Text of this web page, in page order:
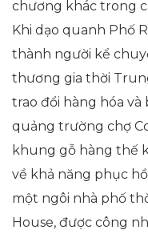
chương khác trong
Khi dạo quanh Phố
thành người kể
thương gia thời
trao đổi hàng hóa
quảng trường chợ
khung gỗ hàng thế
về khả năng phục
một ngôi nhà phố
House, được công